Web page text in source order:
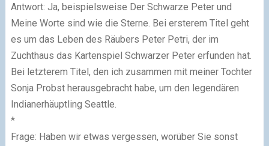
Antwort: Ja, beispielsweise Der Schwarze Peter und
Meine Worte sind wie die Sterne. Bei ersterem Titel geht
es um das Leben des Räubers Peter Petri, der im
Zuchthaus das Kartenspiel Schwarzer Peter erfunden hat.
Bei letzterem Titel, den ich zusammen mit meiner Tochter
Sonja Probst herausgebracht habe, um den legendären
Indianerhäuptling Seattle.
*
Frage: Haben wir etwas vergessen, worüber Sie sonst